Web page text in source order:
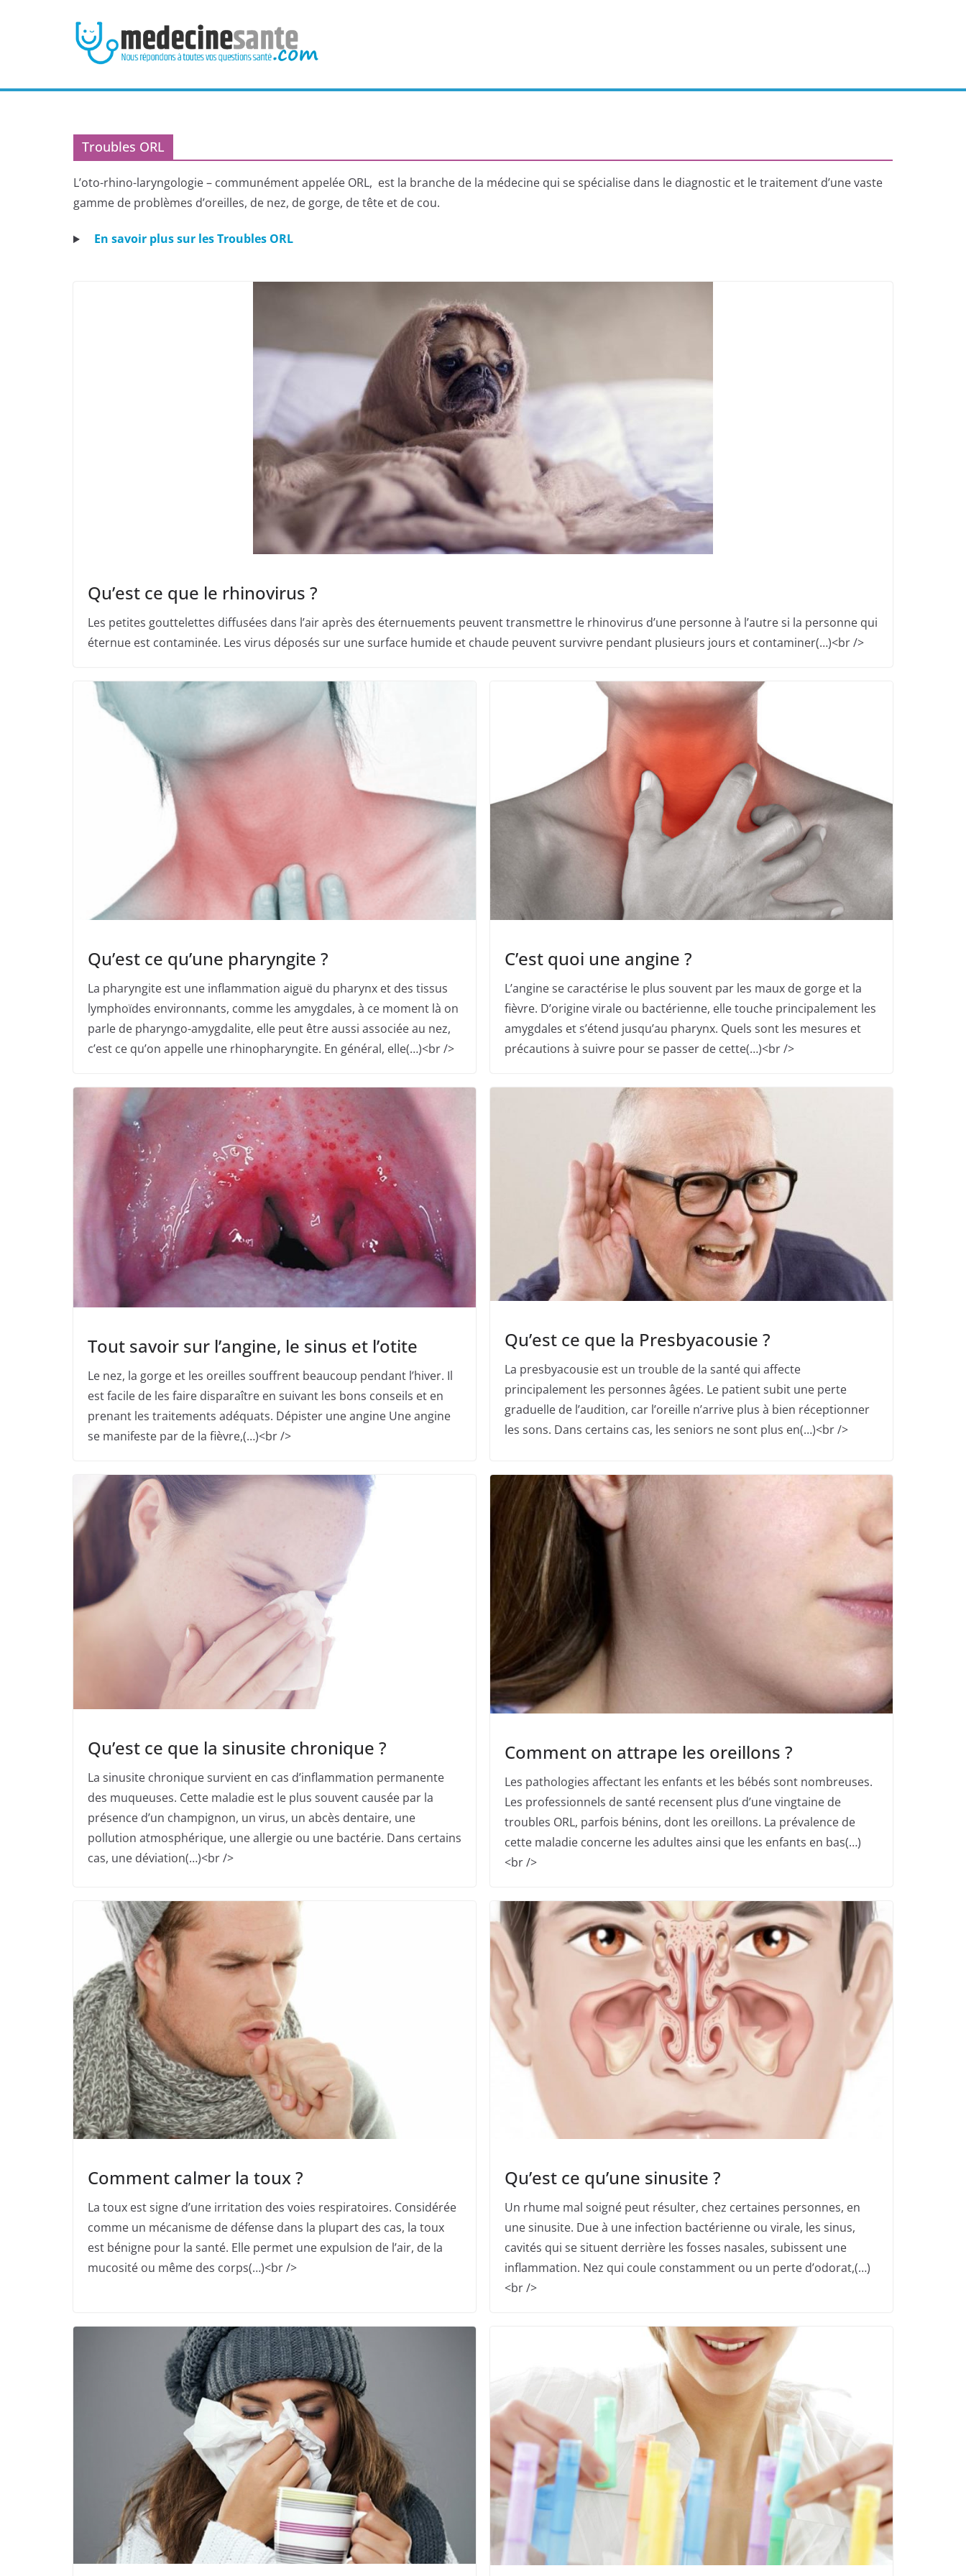
Troubles ORL
L’oto-rhino-laryngologie – communément appelée ORL, est la branche de la médecine qui se spécialise dans le diagnostic et le traitement d’une vaste
gamme de problèmes d’oreilles, de nez, de gorge, de tête et de cou.
En savoir plus sur les Troubles ORL
Qu’est ce que le rhinovirus ?
Les petites gouttelettes diffusées dans l’air après des éternuements peuvent transmettre le rhinovirus d’une personne à l’autre si la personne qui
éternue est contaminée. Les virus déposés sur une surface humide et chaude peuvent survivre pendant plusieurs jours et contaminer(…)<br />
Qu’est ce qu’une pharyngite ?
La pharyngite est une inflammation aiguë du pharynx et des tissus
lymphoïdes environnants, comme les amygdales, à ce moment là on
parle de pharyngo-amygdalite, elle peut être aussi associée au nez,
c’est ce qu’on appelle une rhinopharyngite. En général, elle(…)<br />
C’est quoi une angine ?
L’angine se caractérise le plus souvent par les maux de gorge et la
fièvre. D’origine virale ou bactérienne, elle touche principalement les
amygdales et s’étend jusqu’au pharynx. Quels sont les mesures et
précautions à suivre pour se passer de cette(…)<br />
Tout savoir sur l’angine, le sinus et l’otite
Le nez, la gorge et les oreilles souffrent beaucoup pendant l’hiver. Il
est facile de les faire disparaître en suivant les bons conseils et en
prenant les traitements adéquats. Dépister une angine Une angine
se manifeste par de la fièvre,(…)<br />
Qu’est ce que la Presbyacousie ?
La presbyacousie est un trouble de la santé qui affecte
principalement les personnes âgées. Le patient subit une perte
graduelle de l’audition, car l’oreille n’arrive plus à bien réceptionner
les sons. Dans certains cas, les seniors ne sont plus en(…)<br />
Qu’est ce que la sinusite chronique ?
La sinusite chronique survient en cas d’inflammation permanente
des muqueuses. Cette maladie est le plus souvent causée par la
présence d’un champignon, un virus, un abcès dentaire, une
pollution atmosphérique, une allergie ou une bactérie. Dans certains
cas, une déviation(…)<br />
Comment on attrape les oreillons ?
Les pathologies affectant les enfants et les bébés sont nombreuses.
Les professionnels de santé recensent plus d’une vingtaine de
troubles ORL, parfois bénins, dont les oreillons. La prévalence de
cette maladie concerne les adultes ainsi que les enfants en bas(…)
<br />
Comment calmer la toux ?
La toux est signe d’une irritation des voies respiratoires. Considérée
comme un mécanisme de défense dans la plupart des cas, la toux
est bénigne pour la santé. Elle permet une expulsion de l’air, de la
mucosité ou même des corps(…)<br />
Qu’est ce qu’une sinusite ?
Un rhume mal soigné peut résulter, chez certaines personnes, en
une sinusite. Due à une infection bactérienne ou virale, les sinus,
cavités qui se situent derrière les fosses nasales, subissent une
inflammation. Nez qui coule constamment ou un perte d’odorat,(…)
<br />